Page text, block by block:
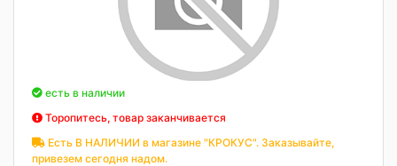
есть в наличии
Торопитесь, товар заканчивается
Есть В НАЛИЧИИ в магазине "КРОКУС". Заказывайте,
привезем сегодня надом.